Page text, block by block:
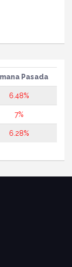
Pasada
6.48%
7%
6.28%